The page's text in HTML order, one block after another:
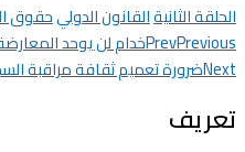
الحلقة الثانيةالقانون الدوليحقوق
PrevPrevious
خدام لن يوحد
Nextضرورة تعميم ثقافة مراقبة
تعريف